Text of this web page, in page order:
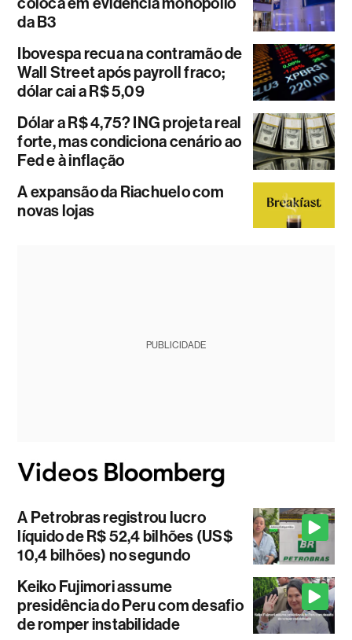
da B3
Ibovespa recua na contramão de
Wall Street após payroll fraco;
dólar cai a R$ 5,09
Dólar a R$ 4,75? ING projeta real
forte, mas condiciona cenário ao
Fed e à inflação
A expansão da Riachuelo com
novas lojas
PUBLICIDADE
A Petrobras registrou lucro
líquido de R$ 52,4 bilhões (US$
10,4 bilhões) no segundo
Keiko Fujimori assume
presidência do Peru com desafio
de romper instabilidade